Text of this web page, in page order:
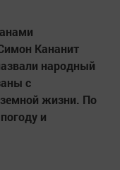
Кананит
народный
с
земной жизни. По
и